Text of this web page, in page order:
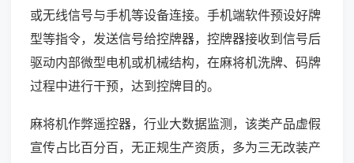
或无线信号与手机等设备连接。手机端软件预设好牌
型等指令，发送信号给控牌器，控牌器接收到信号后
驱动内部微型电机或机械结构，在麻将机洗牌、码牌
过程中进行干预，达到控牌目的。
麻将机作弊遥控器，行业大数据监测，该类产品虚假
宣传占比百分百，无正规生产资质，多为三无改装产